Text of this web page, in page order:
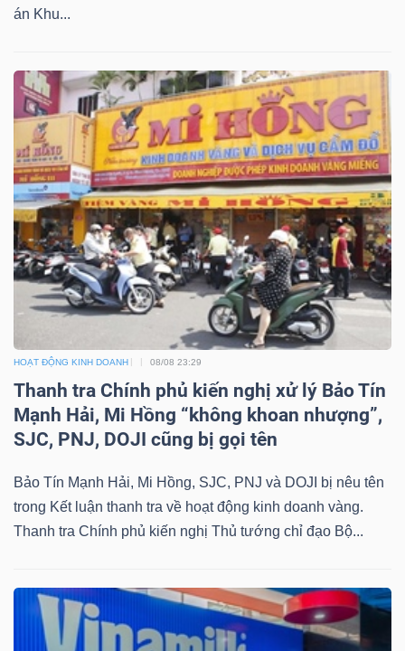
án Khu...
HOẠT ĐỘNG KINH DOANH 08/08 23:29
Thanh tra Chính phủ kiến nghị xử lý Bảo Tín
Mạnh Hải, Mi Hồng “không khoan nhượng”,
SJC, PNJ, DOJI cũng bị gọi tên
Bảo Tín Mạnh Hải, Mi Hồng, SJC, PNJ và DOJI bị nêu tên
trong Kết luận thanh tra về hoạt động kinh doanh vàng.
Thanh tra Chính phủ kiến nghị Thủ tướng chỉ đạo Bộ...
ngữ
(-)
Dịch
vụ
(-)
Đào
tạo
Sách
tài